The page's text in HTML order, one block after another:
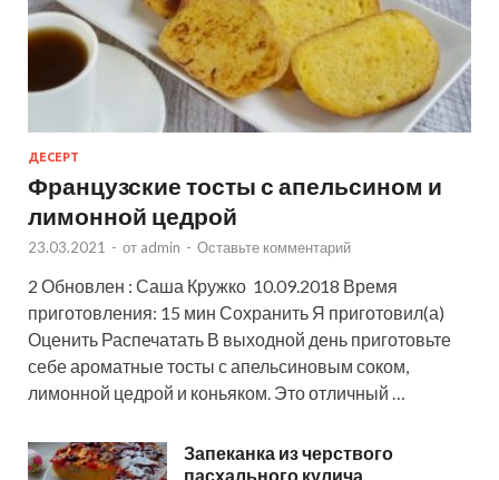
ДЕСЕРТ
Французские тосты с апельсином и
лимонной цедрой
23.03.2021 - от admin - Оставьте комментарий
2 Обновлен : Саша Кружко 10.09.2018 Время
приготовления: 15 мин Сохранить Я приготовил(а)
Оценить Распечатать В выходной день приготовьте
себе ароматные тосты с апельсиновым соком,
лимонной цедрой и коньяком. Это отличный …
Запеканка из черствого
пасхального кулича